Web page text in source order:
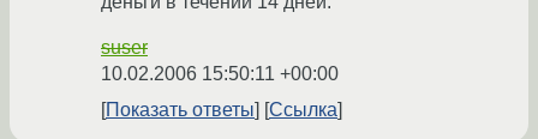
suser
10.02.2006 15:50:11 +00:00
Показать ответы
Ссылка